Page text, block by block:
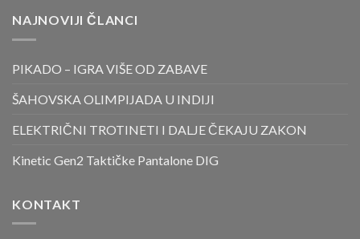
NAJNOVIJI ČLANCI
PIKADO – IGRA VIŠE OD ZABAVE
ŠAHOVSKA OLIMPIJADA U INDIJI
ELEKTRIČNI TROTINETI I DALJE ČEKAJU ZAKON
Kinetic Gen2 Taktičke Pantalone DIG
KONTAKT